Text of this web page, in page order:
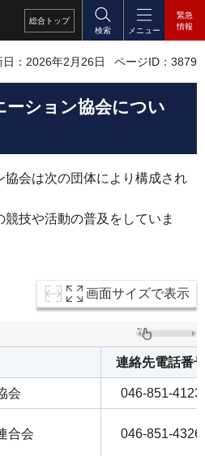
総合 トップ
検索
メニュー
緊急
情報
日：2026年2月26日 ページID：3879
ーション協会につい
会は次の団体により構成され
技や活動の普及をしていま
画面サイズで表示
連絡先電話番
会 046-851-4123
合会 046-851-4326